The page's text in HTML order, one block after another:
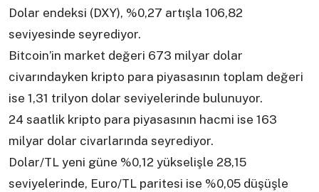
Dolar endeksi (DXY), %0,27 artışla 106,82
seviyesinde seyrediyor.
Bitcoin’in market değeri 673 milyar dolar
civarındayken kripto para piyasasının toplam değeri
ise 1,31 trilyon dolar seviyelerinde bulunuyor.
24 saatlik kripto para piyasasının hacmi ise 163
milyar dolar civarlarında seyrediyor.
Dolar/TL yeni güne %0,12 yükselişle 28,15
seviyelerinde, Euro/TL paritesi ise %0,05 düşüşle